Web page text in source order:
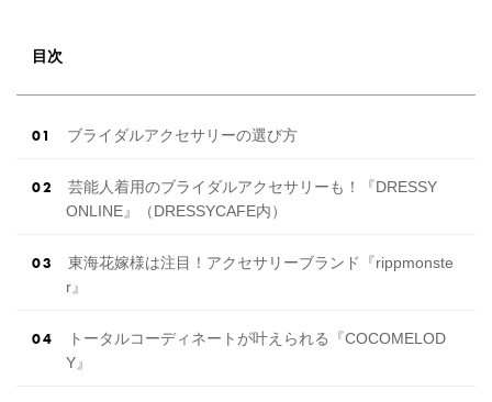
ヘアカラーにしてみては？ ピンク系 ピンク系の
目次
ブライダルアクセサリーの選び方
芸能人着用のブライダルアクセサリーも！『DRESSY
ONLINE』（DRESSYCAFE内）
東海花嫁様は注目！アクセサリーブランド『rippmonste
r』
トータルコーディネートが叶えられる『COCOMELOD
Y』